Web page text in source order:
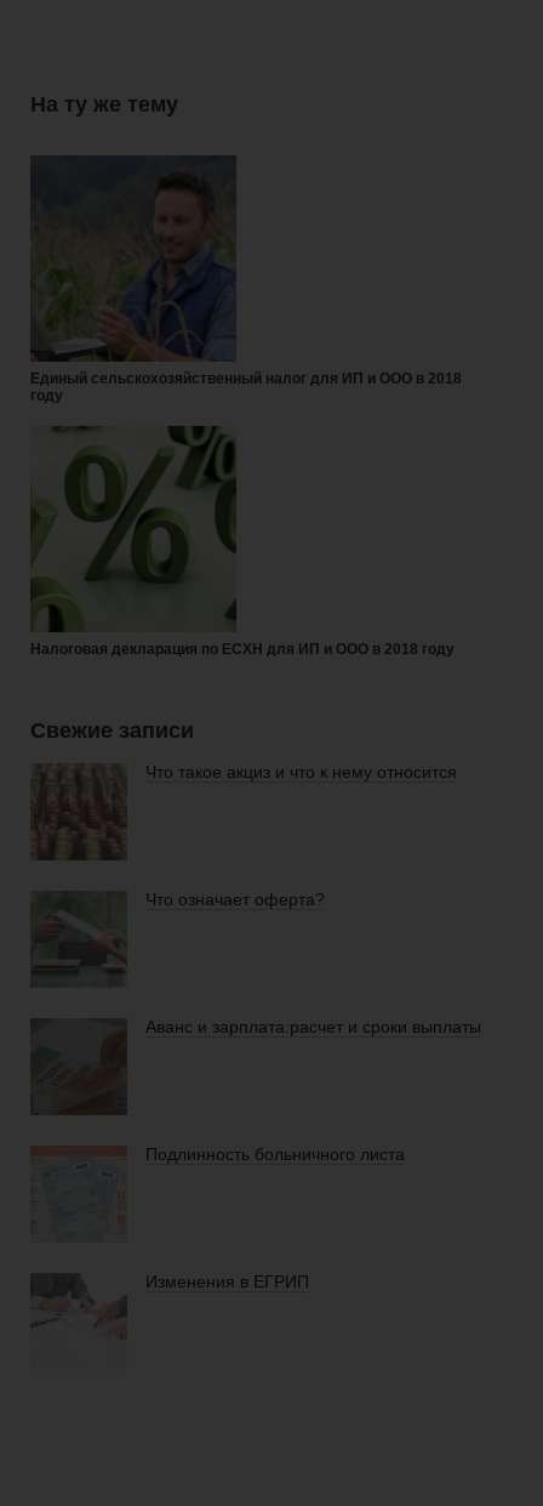
На ту же тему
Единый сельскохозяйственный налог для ИП и ООО в 2018
году
Налоговая декларация по ЕСХН для ИП и ООО в 2018 году
Свежие записи
Что такое акциз и что к нему относится
Что означает оферта?
Аванс и зарплата:расчет и сроки выплаты
Подлинность больничного листа
Изменения в ЕГРИП